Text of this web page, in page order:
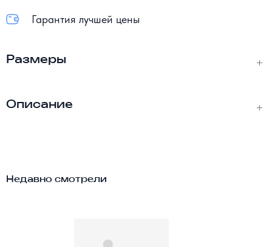
Гарантия лучшей цены
Размеры
Описание
Недавно смотрели